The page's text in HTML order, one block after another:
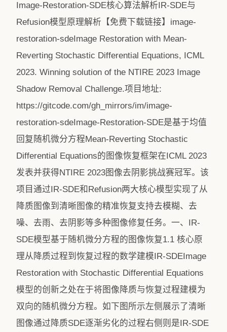
Image-Restoration-SDE核心算法解析IR-SDE与
Refusion模型原理解析【免费下载链接】image-
restoration-sdeImage Restoration with Mean-
Reverting Stochastic Differential Equations, ICML
2023. Winning solution of the NTIRE 2023 Image
Shadow Removal Challenge.项目地址:
https://gitcode.com/gh_mirrors/im/image-
restoration-sdeImage-Restoration-SDE是基于均值
回复随机微分方程Mean-Reverting Stochastic
Differential Equations的图像恢复框架在ICML 2023
发表并获得NTIRE 2023图像去阴影挑战赛冠军。该
项目通过IR-SDE和Refusion两大核心模型实现了从
降质图像到清晰图像的精准恢复支持去模糊、去
噪、去雨、去阴影等多种图像修复任务。一、IR-
SDE模型基于随机微分方程的图像恢复1.1 核心原
理从降质过程到恢复过程的数学建模IR-SDEImage
Restoration with Stochastic Differential Equations
模型的创新之处在于将图像降质与恢复过程建模为
双向的随机微分方程。如下图所示左侧展示了清晰
图像通过降质SDE逐渐劣化的过程右侧则是IR-SDE